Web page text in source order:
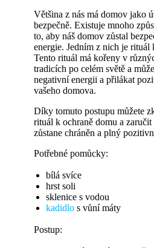
Většina z nás má domov jako
bezpečně. Existuje mnoho
to, aby náš domov zůstal
energie. Jedním z nich je rituál
Tento rituál má kořeny v
tradicích po celém světě a
negativní energii a přilákat
vašeho domova.
Díky tomuto postupu můžete
rituál k ochraně domu a
zůstane chráněn a plný
Potřebné pomůcky:
bílá svíce
hrst soli
sklenice s vodou
kadidlo s vůní máty
Postup: